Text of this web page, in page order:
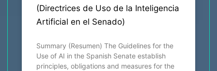
(Directrices de Uso de la Inteligencia
Artificial en el Senado)
Summary (Resumen) The Guidelines for the
Use of AI in the Spanish Senate establish
principles, obligations and measures for the